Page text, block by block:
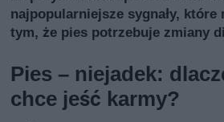
najpopularniejsze sygnały, które
tym, że pies potrzebuje zmiany
Pies – niejadek:
chce jeść karmy?